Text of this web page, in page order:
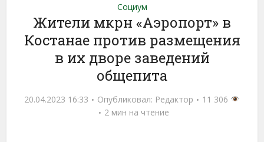
Социум
Жители мкрн «Аэропорт» в
Костанае против размещения
в их дворе заведений
общепита
20.04.2023 16:33 Опубликовал: Редактор
11 306
2 мин на чтение